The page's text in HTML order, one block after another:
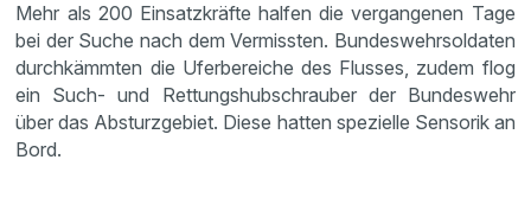
Mehr als 200 Einsatzkräfte halfen die vergangenen Tage
bei der Suche nach dem Vermissten. Bundeswehrsoldaten
durchkämmten die Uferbereiche des Flusses, zudem flog
ein Such- und Rettungshubschrauber der Bundeswehr
über das Absturzgebiet. Diese hatten spezielle Sensorik an
Bord.